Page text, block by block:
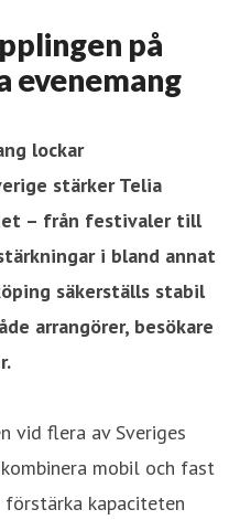
på
evenemang
lockar
stärker Telia
– från festivaler till
i bland annat
säkerställs stabil
arrangörer, besökare
vid flera av Sveriges
mobil och fast
kapaciteten